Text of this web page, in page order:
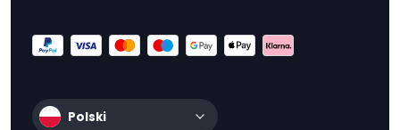
Polski